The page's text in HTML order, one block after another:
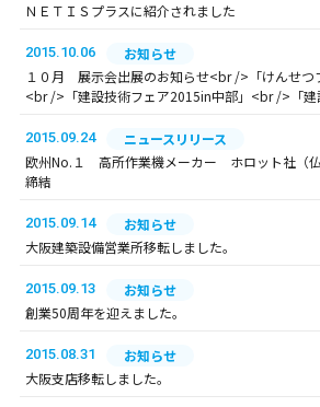
ＮＥＴＩＳプラスに紹介されました
2015.10.06
お知らせ
１０月 展示会出展のお知らせ<br />「けんせつ
<br />「建設技術フェア2015in中部」<br />「建
2015.09.24
ニュースリリース
欧州No.１ 高所作業機メーカー ホロット社（
締結
2015.09.14
お知らせ
大阪建築設備営業所移転しました。
2015.09.13
お知らせ
創業50周年を迎えました。
2015.08.31
お知らせ
大阪支店移転しました。